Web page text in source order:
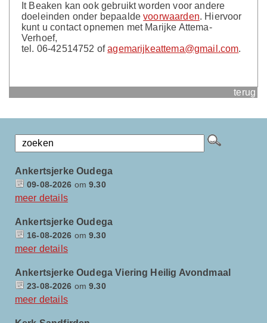
It Beaken kan ook gebruikt worden voor andere
doeleinden onder bepaaldevoorwaarden. Hiervoor
kunt u contact opnemen met Marijke Attema-
Verhoef,
tel. 06-42514752 ofagemarijkeattema@gmail.com.
terug
Ankertsjerke Oudega
09-08-2026 om9.30
meer details
Ankertsjerke Oudega
16-08-2026 om9.30
meer details
Ankertsjerke Oudega Viering Heilig Avondmaal
23-08-2026 om9.30
meer details